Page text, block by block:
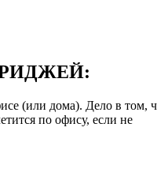
(или дома). Дело в том,
по офису, если не